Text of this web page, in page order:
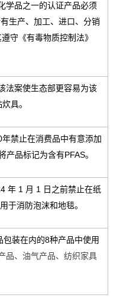
学品之一的认证产品必须
生产、加工、进口、分销
守《有毒物质控制法》
法案使生态部更容易为该
具。
年禁止在消费品中有意添加
产品标记为含有PFAS。
年 1 月 1 日之前禁止在纸
于消防泡沫和地毯。
包装在内的8种产品中使用
品、油气产品、纺织家具